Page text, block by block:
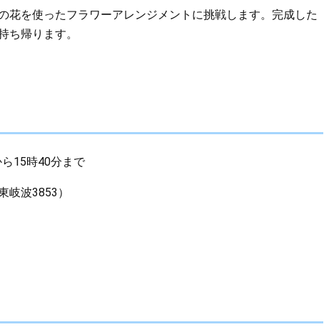
花を使ったフラワーアレンジメントに挑戦します。完成した
ち帰ります。
15時40分まで
岐波3853）